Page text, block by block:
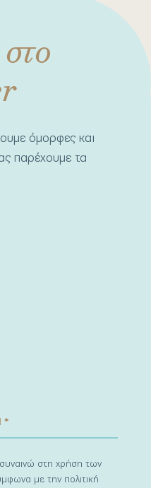
όμορφες και
παρέχουμε τα
στη χρήση των
με την πολιτική